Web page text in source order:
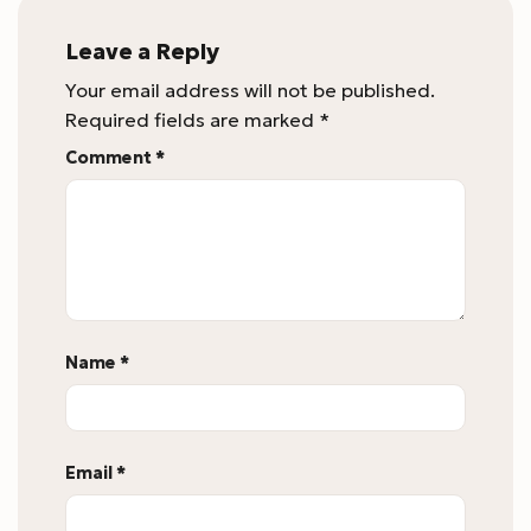
Leave a Reply
Your email address will not be published.
Required fields are marked *
Comment*
Name *
Email*